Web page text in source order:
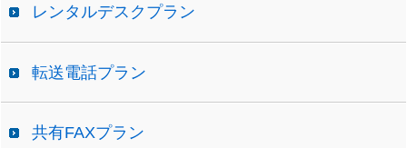
レンタルデスクプラン
転送電話プラン
共有FAXプラン